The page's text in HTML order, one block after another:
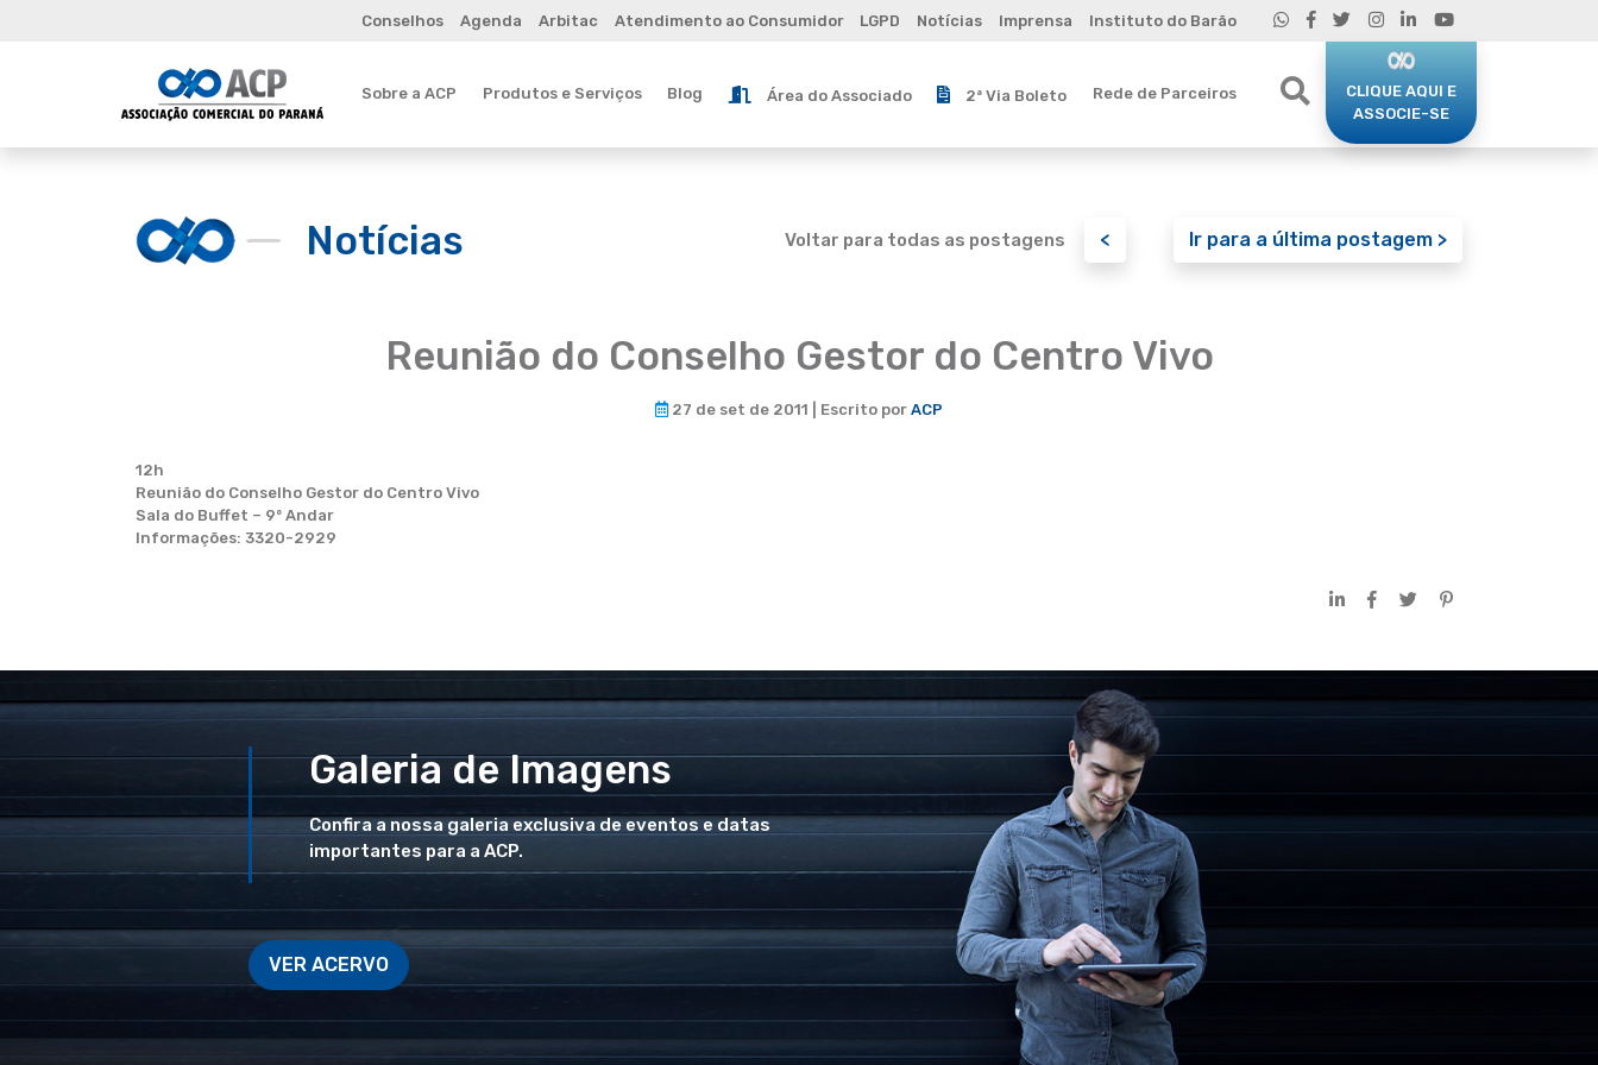
Conselhos Agenda Arbitac Atendimento ao Consumidor LGPD Notícias Imprensa Instituto do Barão
Sobre a ACP Produtos e Serviços Blog Área do Associado 2ª Via Boleto Rede de Parceiros
CLIQUE AQUI E
ASSOCIE-SE
Notícias Voltar para todas as postagens < Ir para a última postagem >
Reunião do Conselho Gestor do Centro Vivo
27 de set de 2011 | Escrito por ACP
12h
Reunião do Conselho Gestor do Centro Vivo
Sala do Buffet – 9º Andar
Informações: 3320-2929
Galeria de Imagens
Confira a nossa galeria exclusiva de eventos e datas
importantes para a ACP.
VER ACERVO